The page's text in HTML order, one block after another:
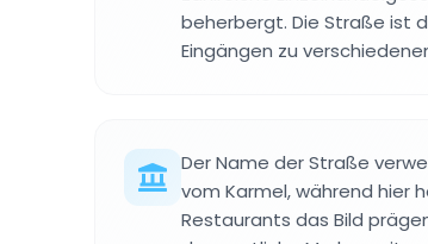
beherbergt. Die Straße ist
Eingängen zu
Der Name der Straße
vom Karmel, während hier
Restaurants das Bild